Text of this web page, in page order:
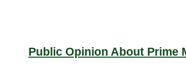
Public Opinion About Prime